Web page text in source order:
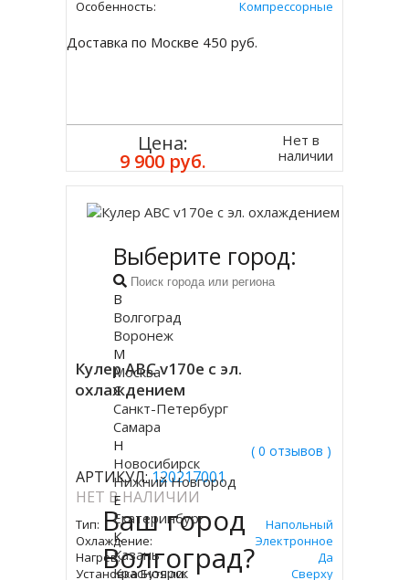
Особенность:
Компрессорные
Доставка по Москве 450 руб.
Цена:
9 900 руб.
Нет в
наличии
Кулер ABC v170e с эл.
охлаждением
( 0 отзывов )
АРТИКУЛ:120217001
НЕТ В НАЛИЧИИ
Тип:
Напольный
Охлаждение:
Электронное
Нагрев:
Да
Установка Бутыли:
Сверху
Ваш город
Волгоград?
Выберите город:
В
Волгоград
Воронеж
М
Москва
С
Санкт-Петербург
Самара
Н
Новосибирск
Нижний Новгород
Е
Екатеринбург
К
Казань
Красноярск